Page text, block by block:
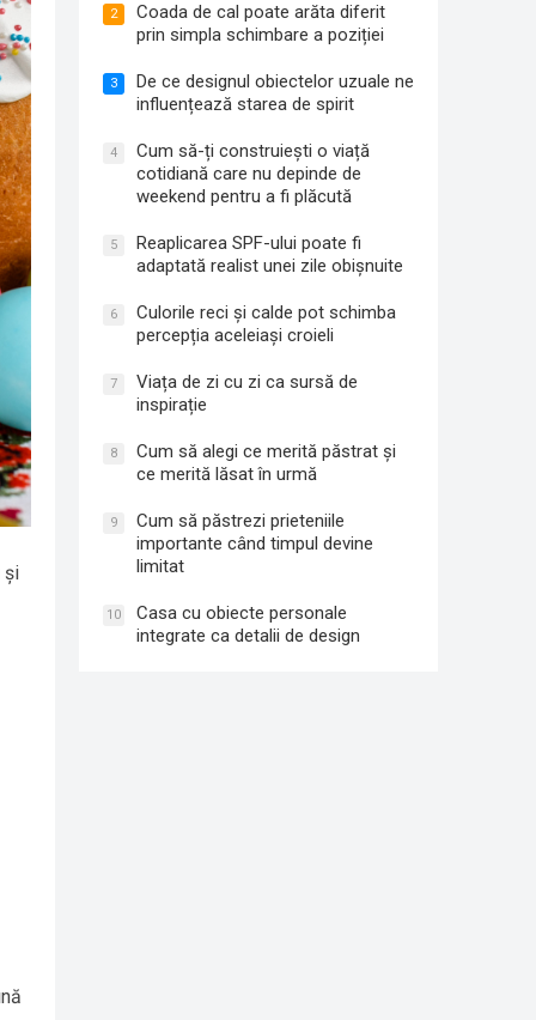
și
2
Coada de cal poate arăta diferit
prin simpla schimbare a poziției
3
De ce designul obiectelor uzuale ne
influențează starea de spirit
4
Cum să-ți construiești o viață
cotidiană care nu depinde de
weekend pentru a fi plăcută
5
Reaplicarea SPF-ului poate fi
adaptată realist unei zile obișnuite
6
Culorile reci și calde pot schimba
percepția aceleiași croieli
7
Viața de zi cu zi ca sursă de
inspirație
8
Cum să alegi ce merită păstrat și
ce merită lăsat în urmă
9
Cum să păstrezi prieteniile
importante când timpul devine
limitat
10
Casa cu obiecte personale
integrate ca detalii de design